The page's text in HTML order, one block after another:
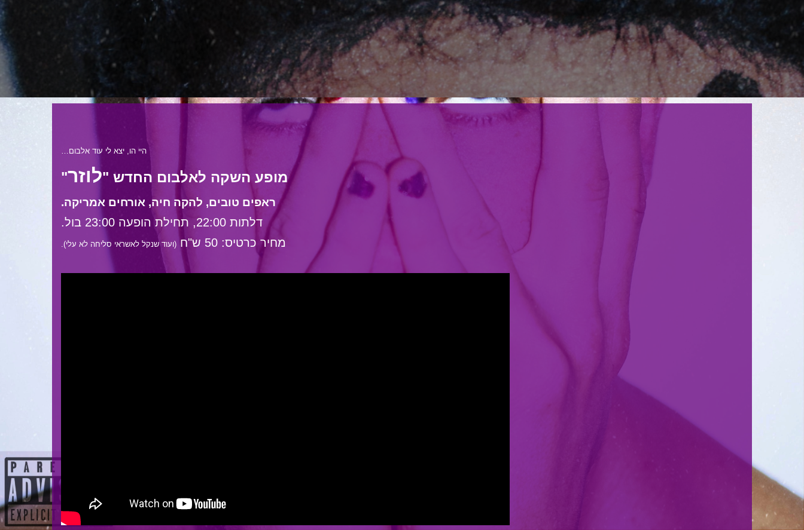
היי הו, יצא לי עוד אלבום…
מופע השקה לאלבום החדש "לוזר"
ראפים טובים, להקה חיה, אורחים אמריקה.
דלתות 22:00, תחילת הופעה 23:00 בול.
מחיר כרטיס: 50 ש"ח
(ועוד שנקל לאשראי סליחה לא עלי).